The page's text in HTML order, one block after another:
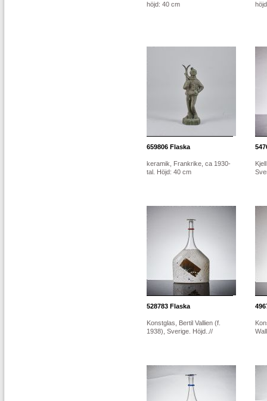
höjd: 40 cm
659806 Flaska
keramik, Frankrike, ca 1930-
tal. Höjd: 40 cm
528783 Flaska
Konstglas, Bertil Vallien (f.
1938), Sverige. Höjd..//